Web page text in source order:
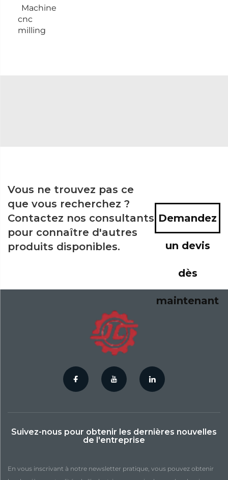
Machine
cnc
milling
Vous ne trouvez pas ce
que vous recherchez ?
Contactez nos consultants
pour connaître d'autres
produits disponibles.
Demandez
un devis
dès
maintenant
Suivez-nous pour obtenir les dernières nouvelles
de l'entreprise
En vous inscrivant à notre newsletter pratique, vous pouvez obtenir